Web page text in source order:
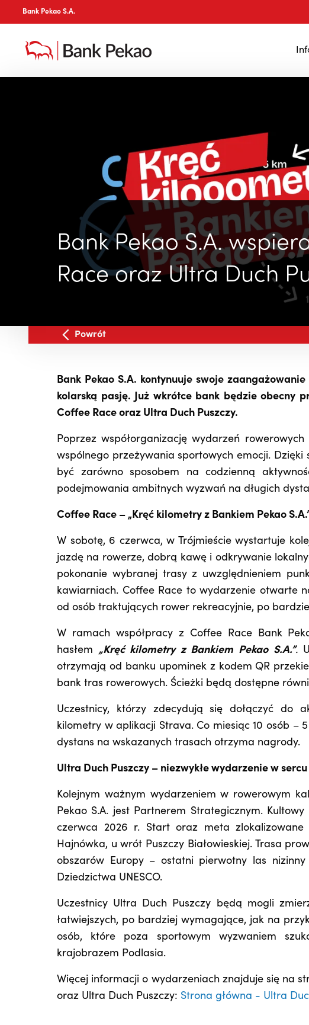
Bank Pekao S.A.
Bank Pekao S.A.
Race oraz Ultra Duch
Powrót
Bank Pekao S.A. kontynuuje swoje
kolarską pasję. Już wkrótce bank będzie obecny
Coffee Race oraz Ultra Duch Puszczy.
Poprzez współorganizację wydarzeń
wspólnego przeżywania sportowych emocji.
być zarówno sposobem na codzienną
podejmowania ambitnych wyzwań na długich
Coffee Race – „Kręć kilometry z Bankiem Pekao
W sobotę, 6 czerwca, w Trójmieście wystartuje
jazdę na rowerze, dobrą kawę i odkrywanie
pokonanie wybranej trasy z uwzględnieniem
kawiarniach. Coffee Race to wydarzenie otwarte
od osób traktujących rower rekreacyjnie, po
W ramach współpracy z Coffee Race Bank
hasłem „Kręć kilometry z Bankiem Pekao S.A.”.
otrzymają od banku upominek z kodem QR
bank tras rowerowych. Ścieżki będą dostępne
Uczestnicy, którzy zdecydują się dołączyć do
kilometry w aplikacji Strava. Co miesiąc 10 osób –
dystans na wskazanych trasach otrzyma nagrody.
Ultra Duch Puszczy – niezwykłe wydarzenie w
Kolejnym ważnym wydarzeniem w rowerowym
Pekao S.A. jest Partnerem Strategicznym.
czerwca 2026 r. Start oraz meta
Hajnówka, u wrót Puszczy Białowieskiej. Trasa
obszarów Europy – ostatni pierwotny las
Dziedzictwa UNESCO.
Uczestnicy Ultra Duch Puszczy będą mogli
łatwiejszych, po bardziej wymagające, jak na
osób, które poza sportowym wyzwaniem
krajobrazem Podlasia.
Więcej informacji o wydarzeniach znajduje się na
oraz Ultra Duch Puszczy: Strona główna - Ultra